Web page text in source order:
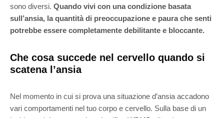
sono diversi. Quando vivi con una condizione basata
sull’ansia, la quantità di preoccupazione e paura che senti
potrebbe essere completamente debilitante e bloccante.
Che cosa succede nel cervello quando si
scatena l’ansia
Nel momento in cui si prova una situazione d’ansia accadono
vari comportamenti nel tuo corpo e cervello. Sulla base di un